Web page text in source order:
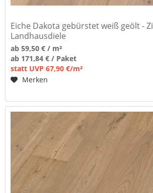
Eiche Dakota gebürstet weiß geölt -
Landhausdiele
ab 59,50 € / m²
ab 171,84 € / Paket
statt UVP 67,90 €/m²
Merken